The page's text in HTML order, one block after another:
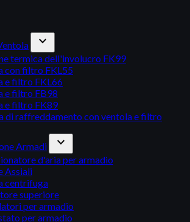
expand_more
termica dell'involucro FK99
con filtro FKL55
e filtro FKL66
e filtro FB98
e filtro FK89
di raffreddamento con ventola e filtro
Armadi
expand_more
d'aria per armadio
Assiali
centrifuga
superiore
per armadio
per armadio